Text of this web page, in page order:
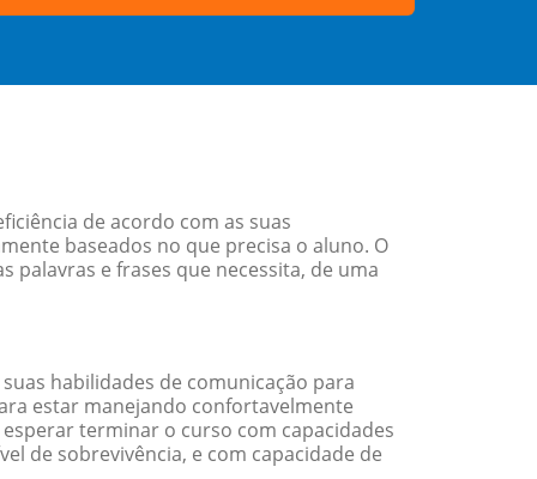
de acordo com as suas
baseados no que precisa o aluno. O
palavras e frases que necessita, de uma
habilidades de comunicação para
estar manejando confortavelmente
terminar o curso com capacidades
de sobrevivência, e com capacidade de